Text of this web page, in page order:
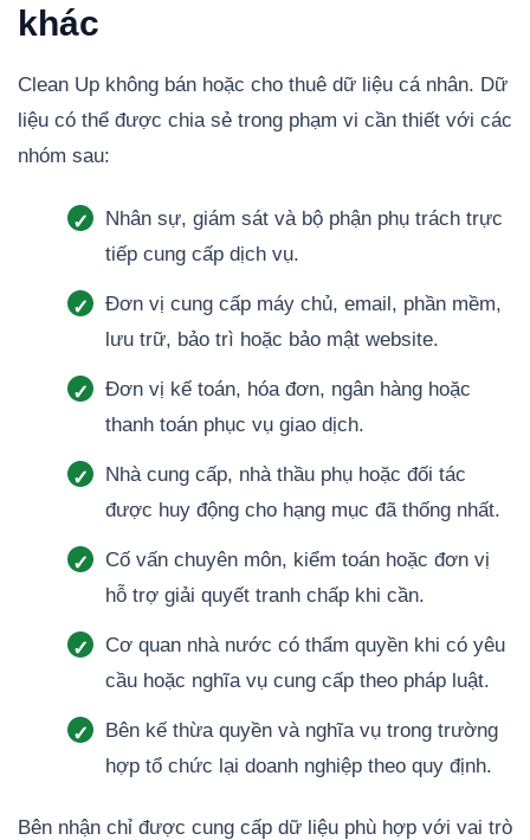
khác
Clean Up không bán hoặc cho thuê dữ liệu cá nhân. Dữ
liệu có thể được chia sẻ trong phạm vi cần thiết với các
nhóm sau:
Nhân sự, giám sát và bộ phận phụ trách trực
tiếp cung cấp dịch vụ.
Đơn vị cung cấp máy chủ, email, phần mềm,
lưu trữ, bảo trì hoặc bảo mật website.
Đơn vị kế toán, hóa đơn, ngân hàng hoặc
thanh toán phục vụ giao dịch.
Nhà cung cấp, nhà thầu phụ hoặc đối tác
được huy động cho hạng mục đã thống nhất.
Cố vấn chuyên môn, kiểm toán hoặc đơn vị
hỗ trợ giải quyết tranh chấp khi cần.
Cơ quan nhà nước có thẩm quyền khi có yêu
cầu hoặc nghĩa vụ cung cấp theo pháp luật.
Bên kế thừa quyền và nghĩa vụ trong trường
hợp tổ chức lại doanh nghiệp theo quy định.
Bên nhận chỉ được cung cấp dữ liệu phù hợp với vai trò